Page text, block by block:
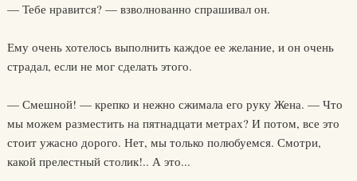
— Тебе нравится? — взволнованно спрашивал он.
Ему очень хотелось выполнить каждое ее желание, и он очень
страдал, если не мог сделать этого.
— Смешной! — крепко и нежно сжимала его руку Жена. — Что
мы можем разместить на пятнадцати метрах? И потом, все это
стоит ужасно дорого. Нет, мы только полюбуемся. Смотри,
какой прелестный столик!.. А это...